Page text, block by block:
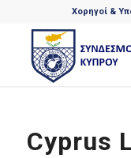
Χορηγοί &
Cyprus